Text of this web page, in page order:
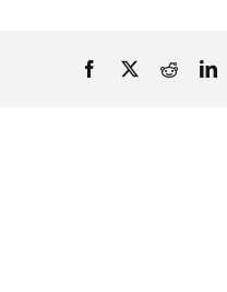
Facebook
X Reddit